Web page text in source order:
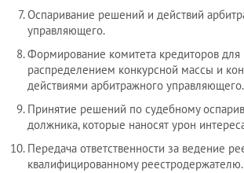
Оспаривание решений и действий
управляющего.
Формирование комитета кредиторов
распределением конкурсной массы и
действиями арбитражного управляющего.
Принятие решений по судебному
должника, которые наносят урон
Передача ответственности за ведение
квалифицированному реестродержателю.